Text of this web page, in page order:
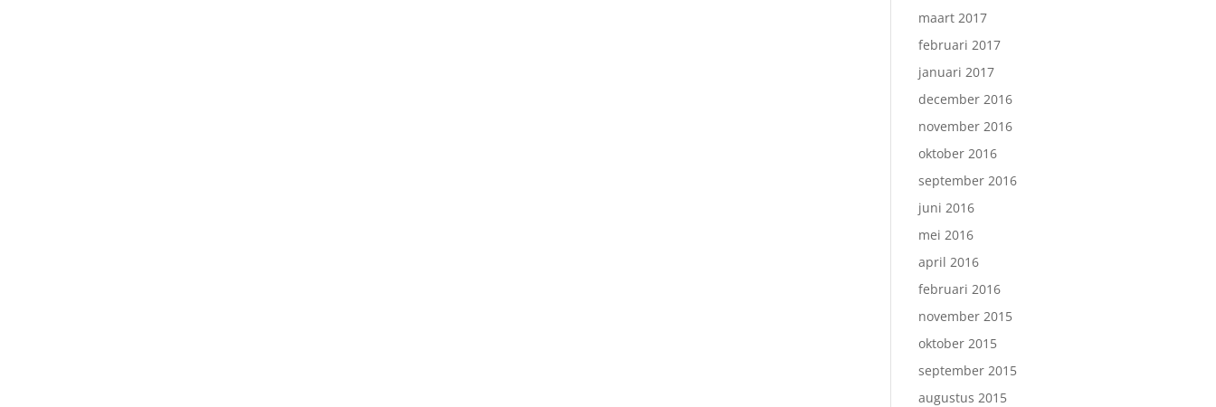
maart 2017
februari 2017
januari 2017
december 2016
november 2016
oktober 2016
september 2016
juni 2016
mei 2016
april 2016
februari 2016
november 2015
oktober 2015
september 2015
augustus 2015